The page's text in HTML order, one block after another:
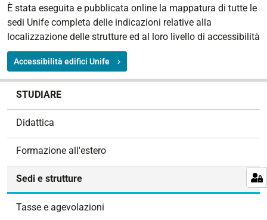
È stata eseguita e pubblicata online la mappatura di tutte le
sedi Unife completa delle indicazioni relative alla
localizzazione delle strutture ed al loro livello di accessibilità
Accessibilità edifici Unife
STUDIARE
Didattica
Formazione all'estero
Sedi e strutture
Tasse e agevolazioni